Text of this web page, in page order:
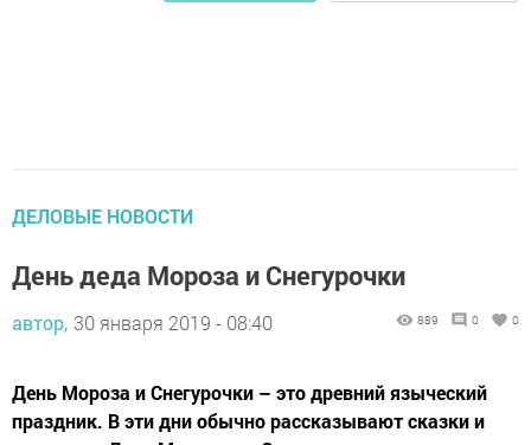
ДЕЛОВЫЕ НОВОСТИ
День деда Мороза и Снегурочки
автор, 30 января 2019 - 08:40 889 0 0
День Мороза и Снегурочки – это древний языческий
праздник. В эти дни обычно рассказывают сказки и